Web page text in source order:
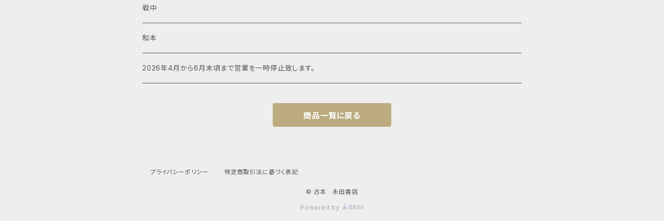
戦中
和本
2026年4月から6月末頃まで営業を一時停止致します。
商品一覧に戻る
プライバシーポリシー 特定商取引法に基づく表記
© 古本 永田書店
Powered by